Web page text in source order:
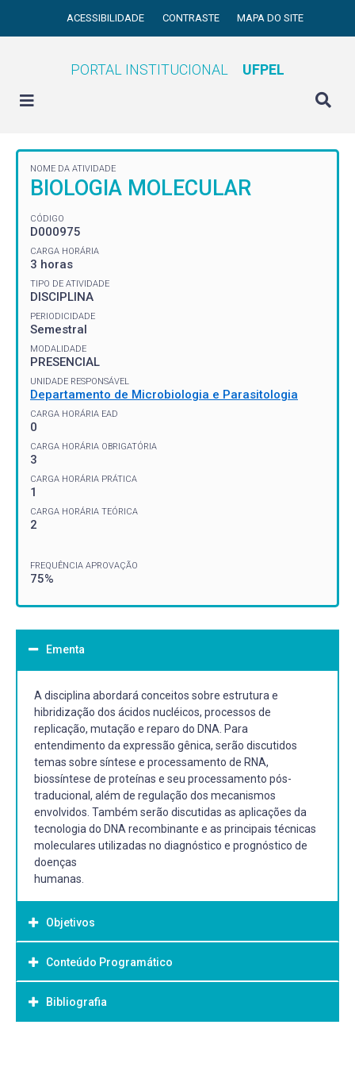
ACESSIBILIDADE CONTRASTE MAPA DO SITE
PORTAL INSTITUCIONAL UFPEL
NOME DA ATIVIDADE
BIOLOGIA MOLECULAR
CÓDIGO
D000975
CARGA HORÁRIA
3 horas
TIPO DE ATIVIDADE
DISCIPLINA
PERIODICIDADE
Semestral
MODALIDADE
PRESENCIAL
UNIDADE RESPONSÁVEL
Departamento de Microbiologia e Parasitologia
CARGA HORÁRIA EAD
0
CARGA HORÁRIA OBRIGATÓRIA
3
CARGA HORÁRIA PRÁTICA
1
CARGA HORÁRIA TEÓRICA
2
FREQUÊNCIA APROVAÇÃO
75%
Ementa
A disciplina abordará conceitos sobre estrutura e
hibridização dos ácidos nucléicos, processos de
replicação, mutação e reparo do DNA. Para
entendimento da expressão gênica, serão discutidos
temas sobre síntese e processamento de RNA,
biossíntese de proteínas e seu processamento pós-
traducional, além de regulação dos mecanismos
envolvidos. Também serão discutidas as aplicações da
tecnologia do DNA recombinante e as principais técnicas
moleculares utilizadas no diagnóstico e prognóstico de
doenças
humanas.
Objetivos
Objetivo Geral:
A disciplina tem objetivos: abordará
Conhecer os conceitos sobre estrutura e hibridização dos
Conteúdo Programático
Célula e seus constituintes moleculares 8
Estrutura dos ácidos nucléicos
Bibliografia